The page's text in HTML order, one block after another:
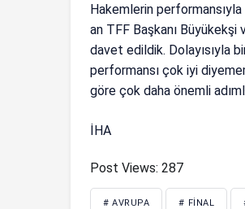
Hakemlerin
an TFF Başkanı
davet edildik. Dolayısıyla
performansı çok iyi
göre çok daha önemli
İHA
Post Views: 287
# AVRUPA # FINAL